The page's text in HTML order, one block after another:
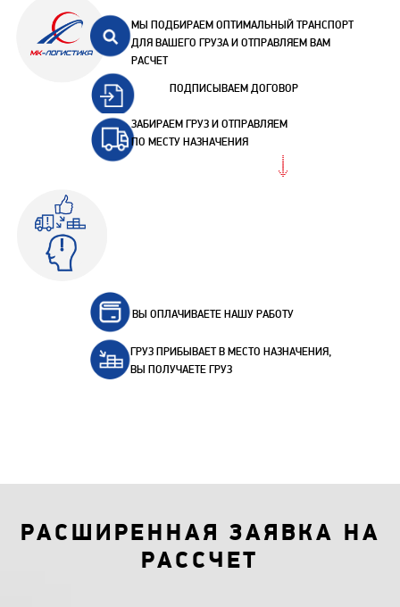
МЫ ПОДБИРАЕМ ОПТИМАЛЬНЫЙ ТРАНСПОРТ
ДЛЯ ВАШЕГО ГРУЗА И ОТПРАВЛЯЕМ ВАМ
РАСЧЕТ
ПОДПИСЫВАЕМ ДОГОВОР
ЗАБИРАЕМ ГРУЗ И ОТПРАВЛЯЕМ
ПО МЕСТУ НАЗНАЧЕНИЯ
ВЫ ОПЛАЧИВАЕТЕ НАШУ РАБОТУ
ГРУЗ ПРИБЫВАЕТ В МЕСТО НАЗНАЧЕНИЯ,
ВЫ ПОЛУЧАЕТЕ ГРУЗ
РАСШИРЕННАЯ ЗАЯВКА НА
РАССЧЕТ